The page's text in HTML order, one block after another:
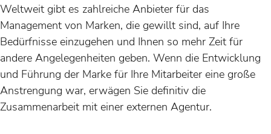
Weltweit gibt es zahlreiche Anbieter für das
Management von Marken, die gewillt sind, auf Ihre
Bedürfnisse einzugehen und Ihnen so mehr Zeit für
andere Angelegenheiten geben. Wenn die Entwicklung
und Führung der Marke für Ihre Mitarbeiter eine große
Anstrengung war, erwägen Sie definitiv die
Zusammenarbeit mit einer externen Agentur.